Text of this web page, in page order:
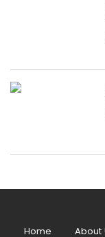
Home About